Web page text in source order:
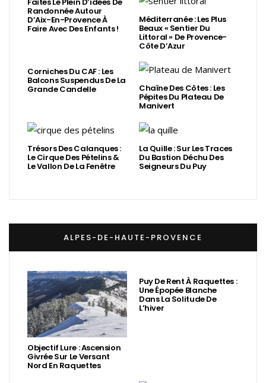
Randonnée Autour
D’Aix-En-Provence À
Faire Avec Des Enfants !
Méditerranée : Les Plus
Beaux « Sentier Du
Littoral » De Provence-
Côte D’Azur
Corniches Du CAF : Les
Balcons Suspendus De La
Grande Candelle Chaîne Des Côtes : Les
Pépites Du Plateau De
Manivert
Trésors Des Calanques :
Le Cirque Des Pételins &
Le Vallon De La Fenêtre
La Quille : Sur Les Traces
Du Bastion Déchu Des
Seigneurs Du Puy
ALPES-DE-HAUTE-PROVENCE
Objectif Lure : Ascension
Givrée Sur Le Versant
Nord En Raquettes
Puy De Rent À Raquettes :
Une Épopée Blanche
Dans La Solitude De
L’hiver